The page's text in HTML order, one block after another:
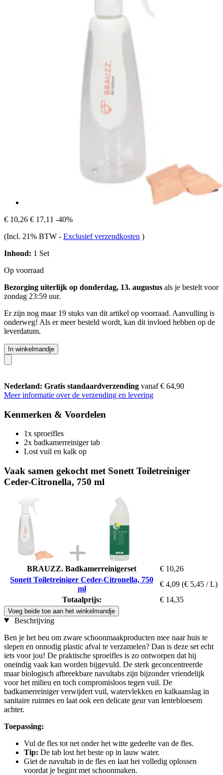
€ 10,26 € 17,11 -40%
(Incl. 21% BTW - Exclusief verzendkosten )
Inhoud: 1 Set
Op voorraad
Bezorging uiterlijk op donderdag, 13. augustus als je bestelt voor
zondag 23:59 uur.
Er zijn nog maar 19 stuks van dit artikel op voorraad. Aanvulling is
onderweg! Als er meer besteld wordt, kan dit invloed hebben op de
leverdatum.
In winkelmandje
Nederland: Gratis standaardverzending vanaf € 64,90
Meer informatie over de verzending en levering
Kenmerken & Voordelen
1x sproeifles
2x badkamerreiniger tab
Lost vuil en kalk op
Vaak samen gekocht met Sonett Toiletreiniger
Ceder-Citronella, 750 ml
BRAUZZ. Badkamerreinigerset
€ 10,26
Sonett Toiletreiniger Ceder-Citronella, 750
ml
€ 4,09 (€ 5,45 / L)
Totaalprijs:
€ 14,35
Voeg beide toe aan het winkelmandje
Beschrijving
Ben je het beu om zware schoonmaakproducten mee naar huis te
slepen en onnodig plastic afval te verzamelen? Dan is deze set echt
iets voor jou! De praktische sproeifles is zo ontworpen dat hij
oneindig vaak kan worden bijgevuld. De sterk geconcentreerde
maar biologisch afbreekbare navultabs zijn bijzonder vriendelijk
voor het milieu en toch compromisloos tegen vuil. De
badkamerreiniger verwijdert vuil, watervlekken en kalkaanslag in
sanitaire ruimtes en laat ook een delicate geur van lentebloesem
achter.
Toepassing:
Vul de fles tot net onder het witte gedeelte van de fles.
Tip: De tab lost het beste op in lauw water.
Giet de navultab in de fles en laat het volledig oplossen
voordat je begint met schoonmaken.